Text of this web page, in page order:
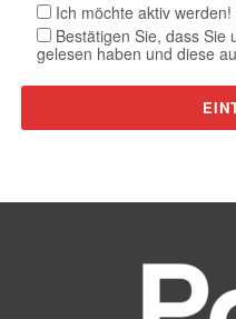
Ich möchte aktiv
Bestätigen Sie, dass Sie
gelesen haben und diese